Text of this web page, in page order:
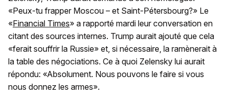
«Peux-tu frapper Moscou – et Saint-Pétersbourg?» Le
«Financial Times» a rapporté mardi leur conversation en
citant des sources internes. Trump aurait ajouté que cela
«ferait souffrir la Russie» et, si nécessaire, la ramènerait à
la table des négociations. Ce à quoi Zelensky lui aurait
répondu: «Absolument. Nous pouvons le faire si vous
nous donnez les armes».